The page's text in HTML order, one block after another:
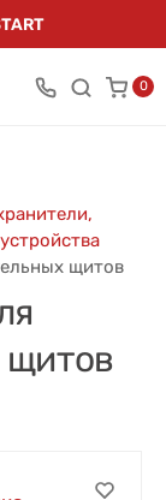
0
щитов
щитов